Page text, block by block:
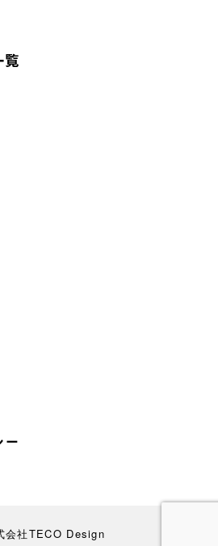
覧
会社TECO Design